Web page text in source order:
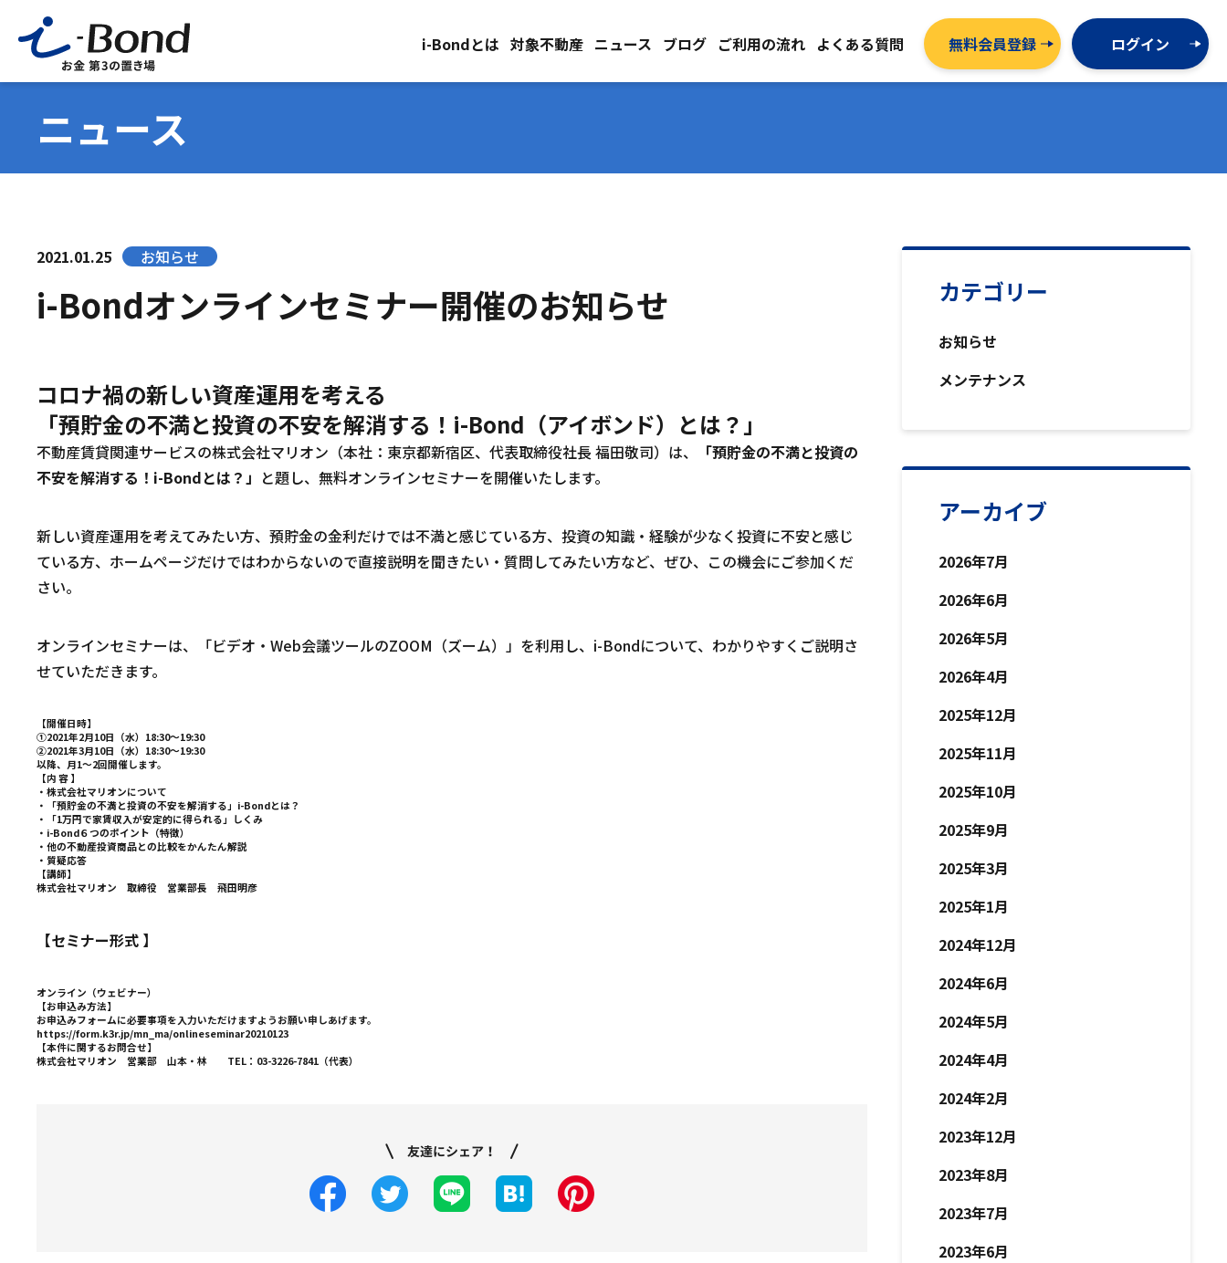
i-Bondとは 対象不動産 ニュース ブログ ご利用の流れ よくある質問 無料会員登録 ログイン
ニュース
2021.01.25 お知らせ
i-Bondオンラインセミナー開催のお知らせ
コロナ禍の新しい資産運用を考える
「預貯金の不満と投資の不安を解消する！ i-Bond （アイボンド）とは？」
不動産賃貸関連サービスの株式会社マリオン（本社：東京都新宿区、代表取締役社長 福田敬司）は、
「預貯金の不満と投資の
不安を解消する！ i-Bondとは？」 と題し、無料オンラインセミナーを開催いたします。
新しい資産運用を考えてみたい方、預貯金の金利だけでは不満と感じている方、投資の知識・経験が少なく投資に不安と感じ
ている方、ホームページだけではわからないので直接説明を聞きたい・質問してみたい方など、ぜひ、この機会にご参加くだ
さい。
オンラインセミナーは、「ビデオ・ Web会議ツールのZOOM （ズーム）」を利用し、 i-Bondについて、わかりやすくご説明さ
せていただきます。
【開催日時】
①2021年2月10日（水） 18:30～19:30
②2021年3月10日（水） 18:30～19:30
以降、月1～2回開催します。
【内 容 】
・株式会社マリオンについて
・「預貯金の不満と投資の不安を解消する」 i-Bondとは？
・「1万円で家賃収入が安定的に得られる」しくみ
・ i-Bond６つのポイント（特徴）
・他の不動産投資商品との比較をかんたん解説
・質疑応答
【講師】
株式会社マリオン 取締役 営業部長 飛田明彦
【セミナー形式 】
オンライン（ウェビナー）
【お申込み方法】
お申込みフォームに必要事項を入力いただけますようお願い申しあげます。
https://form.k3r.jp/mn_ma/onlineseminar20210123
【本件に関するお問合せ】
株式会社マリオン 営業部 山本・林 TEL ： 03-3226-7841 （代表）
カテゴリー
お知らせ
メンテナンス
アーカイブ
2026年7月
2026年6月
2026年5月
2026年4月
2025年12月
2025年11月
2025年10月
2025年9月
2025年3月
2025年1月
2024年12月
2024年6月
2024年5月
2024年4月
2024年2月
2023年12月
2023年8月
2023年7月
2023年6月